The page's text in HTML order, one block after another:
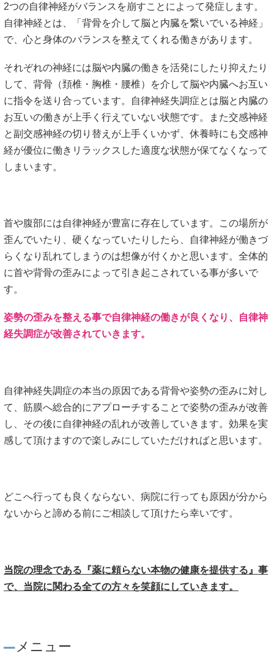
2つの自律神経がバランスを崩すことによって発症します。
自律神経とは、「背骨を介して脳と内臓を繋いでいる神経」
で、心と身体のバランスを整えてくれる働きがあります。
それぞれの神経には脳や内臓の働きを活発にしたり抑えたり
して、背骨（頚椎・胸椎・腰椎）を介して脳や内臓へお互い
に指令を送り合っています。自律神経失調症とは脳と内臓の
お互いの働きが上手く行えていない状態です。また交感神経
と副交感神経の切り替えが上手くいかず、休養時にも交感神
経が優位に働きリラックスした適度な状態が保てなくなって
しまいます。
首や腹部には自律神経が豊富に存在しています。この場所が
歪んでいたり、硬くなっていたりしたら、自律神経が働きづ
らくなり乱れてしまうのは想像が付くかと思います。全体的
に首や背骨の歪みによって引き起こされている事が多いで
す。
姿勢の歪みを整える事で自律神経の働きが良くなり、自律神
経失調症が改善されていきます。
自律神経失調症の本当の原因である背骨や姿勢の歪みに対し
て、筋膜へ総合的にアプローチすることで姿勢の歪みが改善
し、その後に自律神経の乱れが改善していきます。効果を実
感して頂けますので楽しみにしていただければと思います。
どこへ行っても良くならない、病院に行っても原因が分から
ないからと諦める前にご相談して頂けたら幸いです。
当院の理念である『薬に頼らない本物の健康を提供する』事
で、当院に関わる全ての方々を笑顔にしていきます。
メニュー